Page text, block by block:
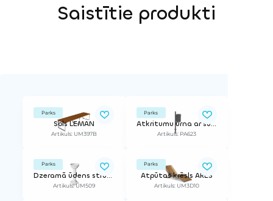
Saistītie produkti
Parks
Sols LEMAN
Artikuls: UM397B
Parks
Atkritumu urna ar šūpojošu mehānismu
Artikuls: PA623
Parks
Dzeramā ūdens strūklaka FONTI
Artikuls: UM509
Parks
Atpūtas krēsls ARES
Artikuls: UM3D10